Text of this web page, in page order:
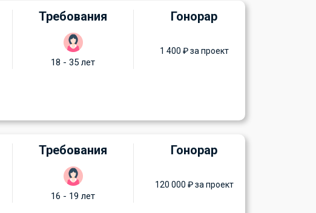
Требования
18 - 35 лет
Гонорар
1 400 ₽ за проект
Требования
16 - 19 лет
Гонорар
120 000 ₽ за проект